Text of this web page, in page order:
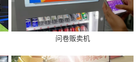
问卷贩卖机